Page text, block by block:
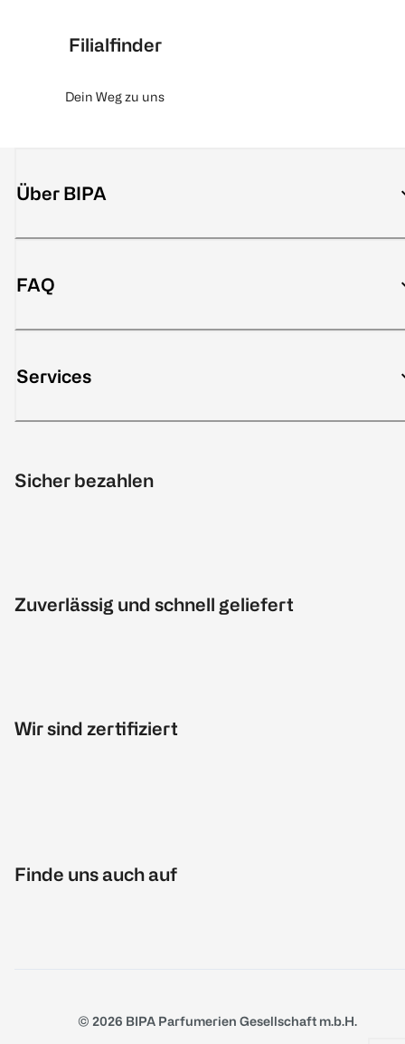
Filialfinder
Dein Weg zu uns
Über BIPA
FAQ
Services
Sicher bezahlen
Zuverlässig und schnell geliefert
Wir sind zertifiziert
Finde uns auch auf
© 2026 BIPA Parfumerien Gesellschaft m.b.H.